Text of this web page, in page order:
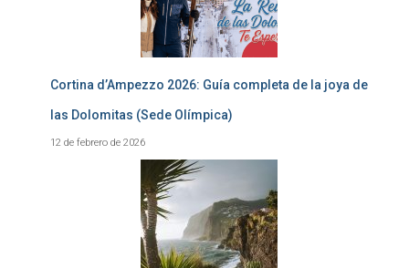
Cortina d’Ampezzo 2026: Guía completa de la joya de
las Dolomitas (Sede Olímpica)
12 de febrero de 2026